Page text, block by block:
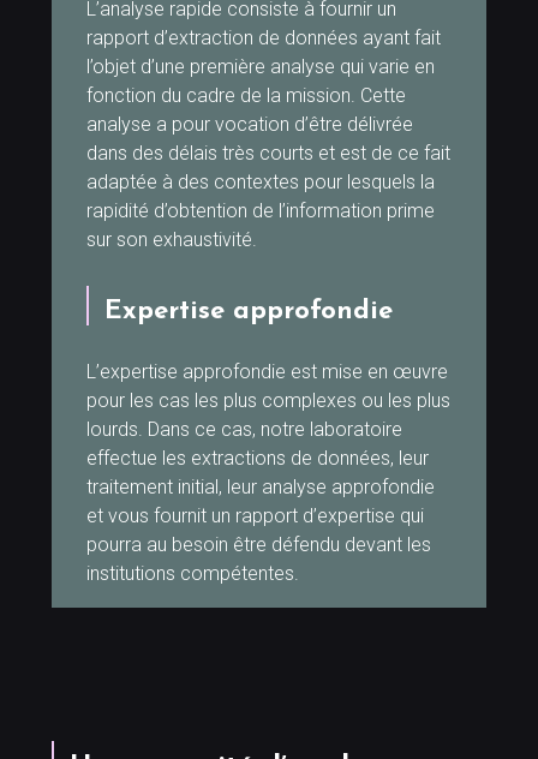
L’analyse rapide consiste à fournir un
rapport d’extraction de données ayant fait
l’objet d’une première analyse qui varie en
fonction du cadre de la mission. Cette
analyse a pour vocation d’être délivrée
dans des délais très courts et est de ce fait
adaptée à des contextes pour lesquels la
rapidité d’obtention de l’information prime
sur son exhaustivité.
Expertise approfondie
L’expertise approfondie est mise en œuvre
pour les cas les plus complexes ou les plus
lourds. Dans ce cas, notre laboratoire
effectue les extractions de données, leur
traitement initial, leur analyse approfondie
et vous fournit un rapport d’expertise qui
pourra au besoin être défendu devant les
institutions compétentes.